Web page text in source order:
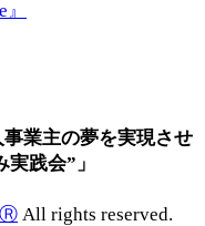
主の夢を実現させ
践会”」
Ⓡ All rights reserved.